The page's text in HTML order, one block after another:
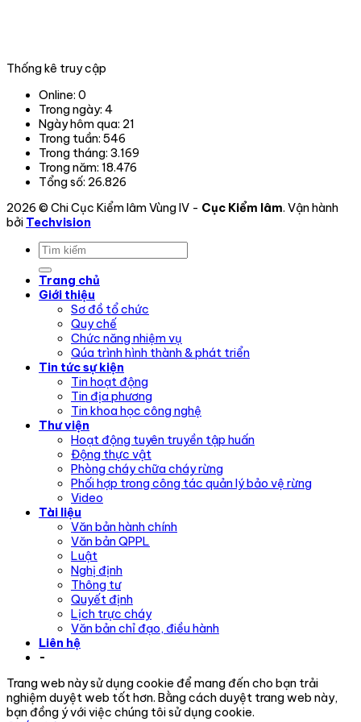
Thống kê truy cập
Online: 0
Trong ngày: 4
Ngày hôm qua: 21
Trong tuần: 546
Trong tháng: 3.169
Trong năm: 18.476
Tổng số: 26.826
2026 © Chi Cục Kiểm lâm Vùng IV - Cục Kiểm lâm. Vận hành
bởi Techvision
Trang chủ
Giới thiệu
Sơ đồ tổ chức
Quy chế
Chức năng nhiệm vụ
Qúa trình hình thành & phát triển
Tin tức sự kiện
Tin hoạt động
Tin địa phương
Tin khoa học công nghệ
Thư viện
Hoạt động tuyên truyền tập huấn
Động thực vật
Phòng cháy chữa cháy rừng
Phối hợp trong công tác quản lý bảo vệ rừng
Video
Tài liệu
Văn bản hành chính
Văn bản QPPL
Luật
Nghị định
Thông tư
Quyết định
Lịch trực cháy
Văn bản chỉ đạo, điều hành
Liên hệ
-
Trang web này sử dụng cookie để mang đến cho bạn trải
nghiệm duyệt web tốt hơn. Bằng cách duyệt trang web này,
bạn đồng ý với việc chúng tôi sử dụng cookie.